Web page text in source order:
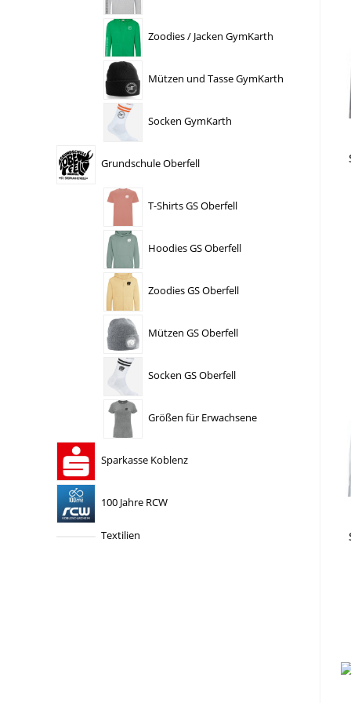
Zoodies / Jacken GymKarth
Mützen und Tasse GymKarth
Socken GymKarth
Grundschule Oberfell
T-Shirts GS Oberfell
Hoodies GS Oberfell
Zoodies GS Oberfell
Mützen GS Oberfell
Socken GS Oberfell
Größen für Erwachsene
Sparkasse Koblenz
100 Jahre RCW
Textilien